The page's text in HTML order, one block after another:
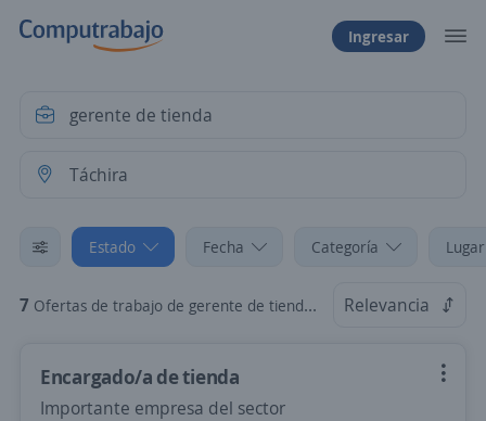
Ingresar
Estado Fecha Categoría
7 Ofertas de trabajo de gerente de tienda en Táchira Relevancia
Encargado/a de tienda
Importante empresa del sector